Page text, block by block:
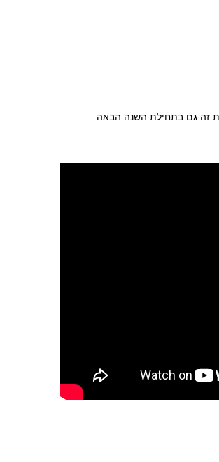
זה גם בתחילת השנה הבאה.